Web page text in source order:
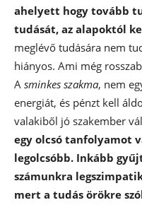
ahelyett hogy tovább
tudását, az alapoktól
meglévő tudására nem
hiányos. Ami még
A sminkes szakma, nem
energiát, és pénzt kell
valakiből jó szakember
egy olcsó tanfolyamot
legolcsóbb. Inkább
számunkra
mert a tudás örökre